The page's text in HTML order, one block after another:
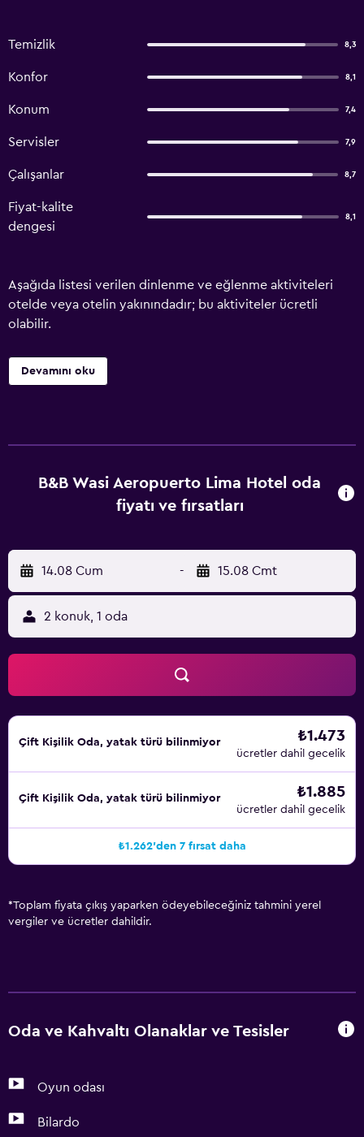
Temizlik 8,3
Konfor 8,1
Konum 7,4
Servisler 7,9
Çalışanlar 8,7
Fiyat-kalite
dengesi
8,1
Aşağıda listesi verilen dinlenme ve eğlenme aktiviteleri
otelde veya otelin yakınındadır; bu aktiviteler ücretli
olabilir.
Devamını oku
B&B Wasi Aeropuerto Lima Hotel oda
fiyatı ve fırsatları
14.08 Cum - 15.08 Cmt
2 konuk, 1 oda
Çift ​Kişilik Oda, yatak türü bilinmiyor ₺1.473
ücretler dahil gecelik
Çift ​Kişilik Oda, yatak türü bilinmiyor ₺1.885
ücretler dahil gecelik
₺1.262'den 7 fırsat daha
*Toplam fiyata çıkış yaparken ödeyebileceğiniz tahmini yerel
vergiler ve ücretler dahildir.
Oda ve Kahvaltı Olanaklar ve Tesisler
Oyun odası
Bilardo